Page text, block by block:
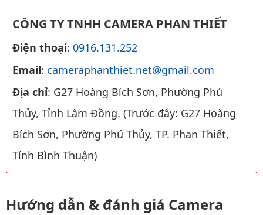
CÔNG TY TNHH CAMERA PHAN THIẾT
Điện thoại: 0916.131.252
Email: cameraphanthiet.net@gmail.com
Địa chỉ: G27 Hoàng Bích Sơn, Phường Phú
Thủy, Tỉnh Lâm Đồng. (Trước đây: G27 Hoàng
Bích Sơn, Phường Phú Thủy, TP. Phan Thiết,
Tỉnh Bình Thuận)
Hướng dẫn & đánh giá Camera